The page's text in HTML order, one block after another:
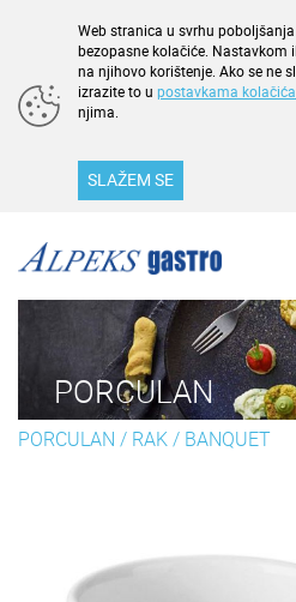
Web stranica u svrhu
bezopasne kolačiće. Nastavkom
na njihovo korištenje. Ako se ne
izrazite to u postavkama kolačića
njima.
SLAŽEM SE
PORCULAN
PORCULAN / RAK/ BANQUET